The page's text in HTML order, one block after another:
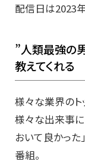
配信日は2023年
”人類最強の
教えてくれる
様々な業界のト
様々な出来事に
おいて良かった
番組。